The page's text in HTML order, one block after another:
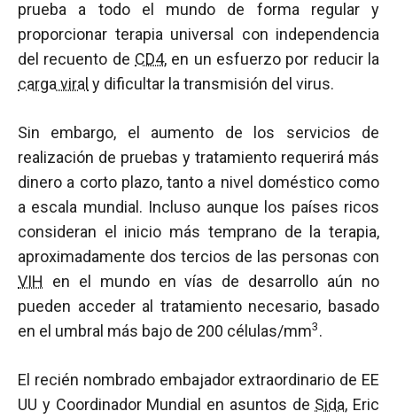
prueba a todo el mundo de forma regular y
proporcionar terapia universal con independencia
del recuento de CD4, en un esfuerzo por reducir la
carga viral y dificultar la transmisión del virus.
Sin embargo, el aumento de los servicios de
realización de pruebas y tratamiento requerirá más
dinero a corto plazo, tanto a nivel doméstico como
a escala mundial. Incluso aunque los países ricos
consideran el inicio más temprano de la terapia,
aproximadamente dos tercios de las personas con
VIH en el mundo en vías de desarrollo aún no
pueden acceder al tratamiento necesario, basado
en el umbral más bajo de 200 células/mm3.
El recién nombrado embajador extraordinario de EE
UU y Coordinador Mundial en asuntos de Sida, Eric